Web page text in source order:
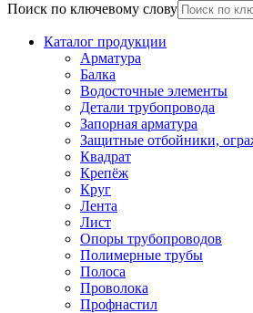
Поиск по ключевому слову
Каталог продукции
Арматура
Балка
Водосточные элементы
Детали трубопровода
Запорная арматура
Защитные отбойники,
Квадрат
Крепёж
Круг
Лента
Лист
Опоры трубопроводов
Полимерные трубы
Полоса
Проволока
Профнастил